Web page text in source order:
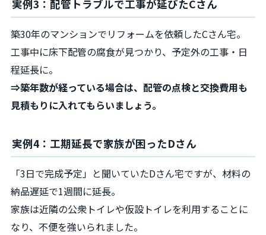
実例3：配管トラブルで工事が延びたCさん
築30年のマンションでリフォームを依頼したCさん宅。
工事中に床下配管の腐食が見つかり、予定外の工事・日
程延長に。
⇒築年数が経っている場合は、配管の点検と交換費用も
見積もりに入れてもらいましょう。
実例4：工期延長で家族が困ったDさん
「3日で完成予定」と聞いていたDさん宅ですが、材料の
納品遅延で1週間に延長。
家族は近隣の公衆トイレや仮設トイレを利用することに
なり、不便を強いられました。